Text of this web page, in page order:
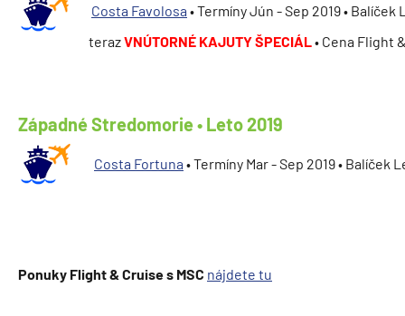
Costa Favolosa • Termíny Jún - Sep 2019 •
terazVNÚTORNÉ KAJUTY ŠPECIÁL• Cena Flight
Západné Stredomorie • Leto 2019
Costa Fortuna • Termíny Mar - Sep 2019 •
Ponuky Flight & Cruise s MSC nájdete tu